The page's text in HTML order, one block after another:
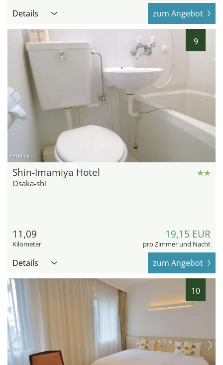
Details zum Angebot
9
hotel.de
Shin-Imamiya Hotel
Osaka-shi
11,09
Kilometer
19,15 EUR
pro Zimmer und Nacht
Details zum Angebot
10